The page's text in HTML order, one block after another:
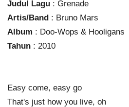
Judul Lagu : Grenade
Artis/Band : Bruno Mars
Album : Doo-Wops & Hooligans
Tahun : 2010
Easy come, easy go
That's just how you live, oh